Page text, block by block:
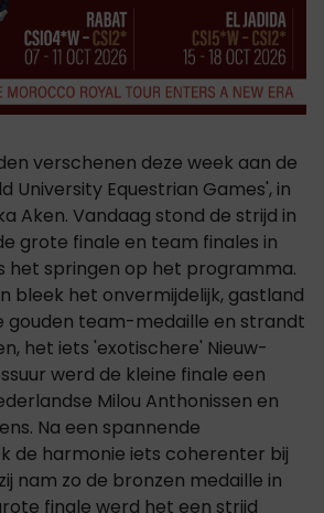
verschenen deze week aan de
University Equestrian Games', in
Aken. Vandaag stond de strijd in
grote finale en team finales in
het springen op het programma.
bleek het onvermijdelijk, gastland
gouden team-medaille en strandt
het iets 'exotischere' Nieuw-
werd de kleine finale een
Milou Anthonissen en
Na een spannende
de harmonie iets coherenter bij
nam zo de bronzen medaille in
finale werd het een strijd